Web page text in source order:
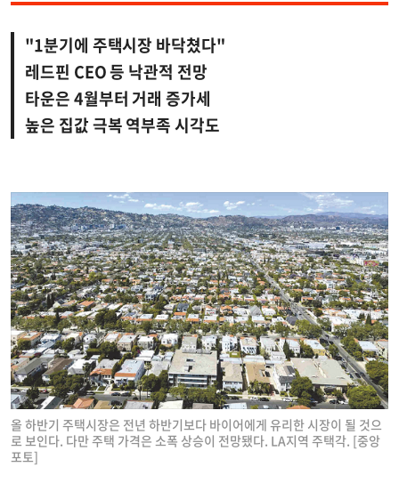
"1분기에 주택시장 바닥쳤다"
레드핀 CEO 등 낙관적 전망
타운은 4월부터 거래 증가세
높은 집값 극복 역부족 시각도
올 하반기 주택시장은 전년 하반기보다 바이어에게 유리한 시장이 될 것으
로 보인다. 다만 주택 가격은 소폭 상승이 전망됐다. LA지역 주택각. [중앙
포토]